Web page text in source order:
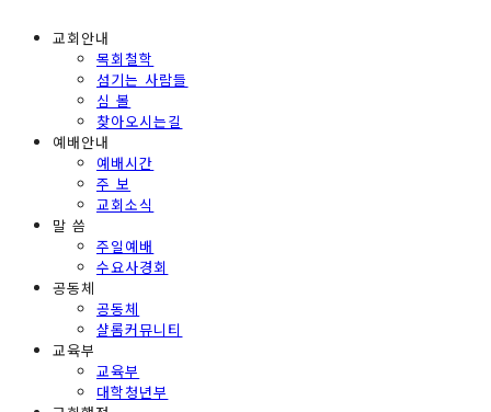
교회안내
목회철학
섬기는 사람들
심 볼
찾아오시는길
예배안내
예배시간
주 보
교회소식
말 씀
주일예배
수요사경회
공동체
공동체
샬롬커뮤니티
교육부
교육부
대학청년부